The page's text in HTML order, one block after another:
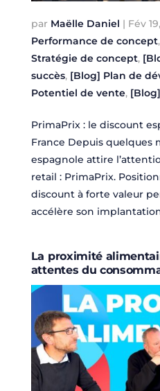
par Maëlle Daniel | Fév
Performance de concept,
Stratégie de concept,
succès, [Blog] Plan de
Potentiel de vente,
PrimaPrix : le discount
France Depuis quelques
espagnole attire
retail : PrimaPrix.
discount à forte valeur
accélère son
La proximité
attentes du